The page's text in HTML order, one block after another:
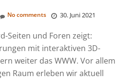
30. Juni 2021
No comments
Seiten und Foren zeigt:
mit interaktiven 3D-
weiter das WWW. Vor allem
Raum erleben wir aktuell